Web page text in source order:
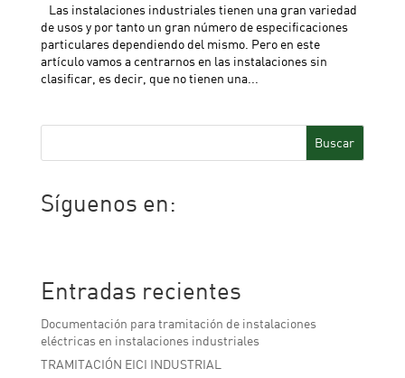
Las instalaciones industriales tienen una gran variedad
de usos y por tanto un gran número de especificaciones
particulares dependiendo del mismo. Pero en este
artículo vamos a centrarnos en las instalaciones sin
clasificar, es decir, que no tienen una...
Buscar
Síguenos en:
Entradas recientes
Documentación para tramitación de instalaciones
eléctricas en instalaciones industriales
TRAMITACIÓN EICI INDUSTRIAL